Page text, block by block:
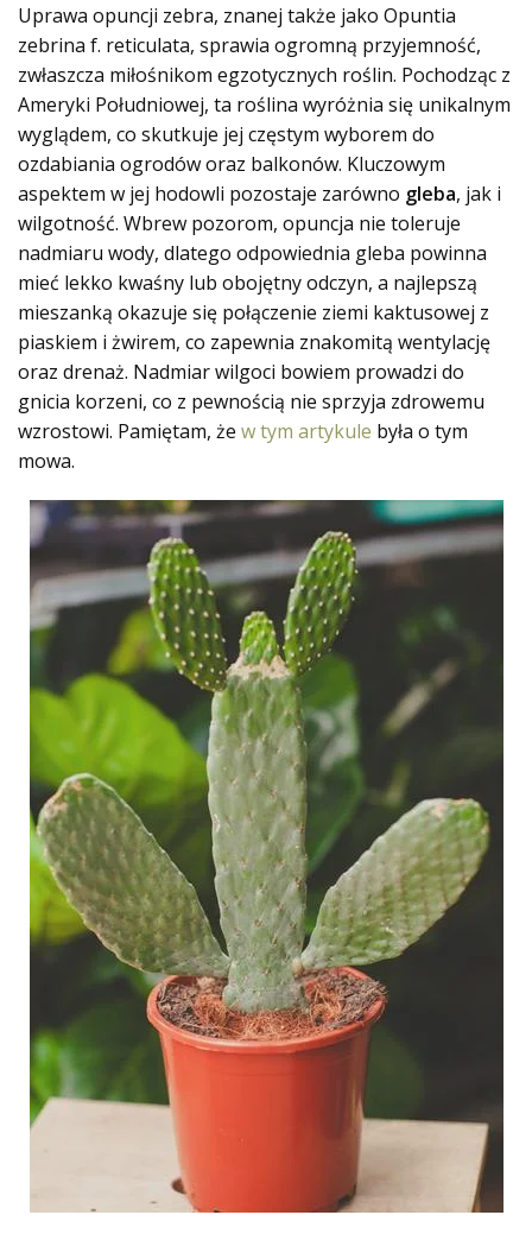
Uprawa opuncji zebra, znanej także jako Opuntia
zebrina f. reticulata, sprawia ogromną przyjemność,
zwłaszcza miłośnikom egzotycznych roślin. Pochodząc z
Ameryki Południowej, ta roślina wyróżnia się unikalnym
wyglądem, co skutkuje jej częstym wyborem do
ozdabiania ogrodów oraz balkonów. Kluczowym
aspektem w jej hodowli pozostaje zarówno gleba, jak i
wilgotność. Wbrew pozorom, opuncja nie toleruje
nadmiaru wody, dlatego odpowiednia gleba powinna
mieć lekko kwaśny lub obojętny odczyn, a najlepszą
mieszanką okazuje się połączenie ziemi kaktusowej z
piaskiem i żwirem, co zapewnia znakomitą wentylację
oraz drenaż. Nadmiar wilgoci bowiem prowadzi do
gnicia korzeni, co z pewnością nie sprzyja zdrowemu
wzrostowi. Pamiętam, że w tym artykule była o tym
mowa.